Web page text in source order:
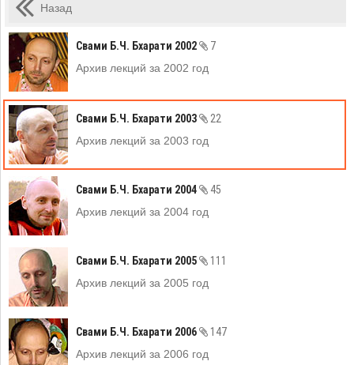
Назад
Свами Б.Ч. Бхарати 2002
7
Архив лекций за 2002 год
Свами Б.Ч. Бхарати 2003
22
Архив лекций за 2003 год
Свами Б.Ч. Бхарати 2004
45
Архив лекций за 2004 год
Свами Б.Ч. Бхарати 2005
111
Архив лекций за 2005 год
Свами Б.Ч. Бхарати 2006
147
Архив лекций за 2006 год